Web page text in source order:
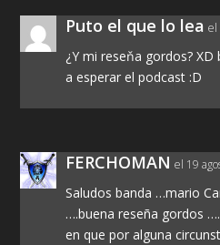
Puto el que lo lea el
¿Y mi reseňa gordos?
a esperar el podcast :D
FERCHOMAN el 19
Saludos banda …mario
….buena reseña gordos
en que por alguna